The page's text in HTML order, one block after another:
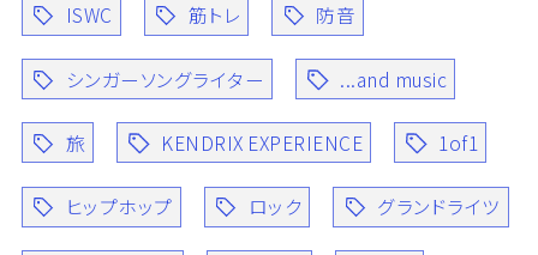
ISWC 筋トレ 防音
シンガーソングライター ...and music
旅 KENDRIX EXPERIENCE 1of1
ヒップホップ ロック グランドライツ